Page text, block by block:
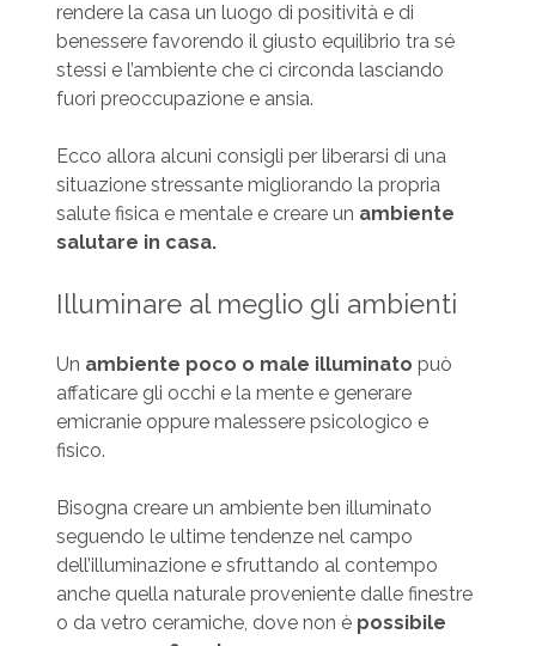
rendere la casa un luogo di positività e di
benessere favorendo il giusto equilibrio tra sé
stessi e l’ambiente che ci circonda lasciando
fuori preoccupazione e ansia.
Ecco allora alcuni consigli per liberarsi di una
situazione stressante migliorando la propria
salute fisica e mentale e creare un ambiente
salutare in casa.
Illuminare al meglio gli ambienti
Un ambiente poco o male illuminato può
affaticare gli occhi e la mente e generare
emicranie oppure malessere psicologico e
fisico.
Bisogna creare un ambiente ben illuminato
seguendo le ultime tendenze nel campo
dell’illuminazione e sfruttando al contempo
anche quella naturale proveniente dalle finestre
o da vetro ceramiche, dove non è possibile